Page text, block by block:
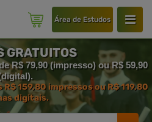
Área de Estudos
GRATUITOS
R$ 79,90 (impresso) ou R$ 59,90
R$ 159,80 impressos ou R$ 119,80
digitais.